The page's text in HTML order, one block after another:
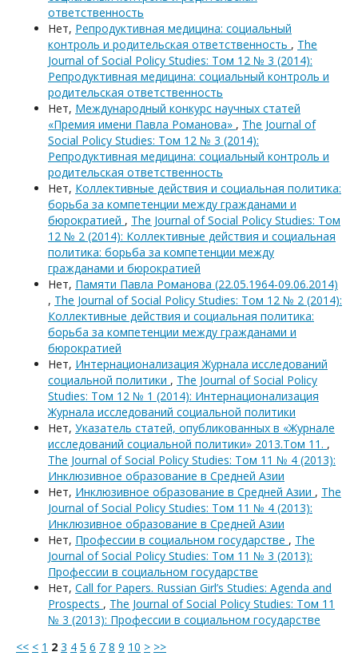
ответственность
Нет, Репродуктивная медицина: социальный
контроль и родительская ответственность , The
Journal of Social Policy Studies: Том 12 № 3 (2014):
Репродуктивная медицина: социальный контроль и
родительская ответственность
Нет, Международный конкурс научных статей
«Премия имени Павла Романова» , The Journal of
Social Policy Studies: Том 12 № 3 (2014):
Репродуктивная медицина: социальный контроль и
родительская ответственность
Нет, Коллективные действия и социальная политика:
борьба за компетенции между гражданами и
бюрократией , The Journal of Social Policy Studies: Том
12 № 2 (2014): Коллективные действия и социальная
политика: борьба за компетенции между
гражданами и бюрократией
Нет, Памяти Павла Романова (22.05.1964-09.06.2014)
, The Journal of Social Policy Studies: Том 12 № 2 (2014):
Коллективные действия и социальная политика:
борьба за компетенции между гражданами и
бюрократией
Нет, Интернационализация Журнала исследований
социальной политики , The Journal of Social Policy
Studies: Том 12 № 1 (2014): Интернационализация
Журнала исследований социальной политики
Нет, Указатель статей, опубликованных в «Журнале
исследований социальной политики» 2013.Том 11. ,
The Journal of Social Policy Studies: Том 11 № 4 (2013):
Инклюзивное образование в Средней Азии
Нет, Инклюзивное образование в Средней Азии , The
Journal of Social Policy Studies: Том 11 № 4 (2013):
Инклюзивное образование в Средней Азии
Нет, Профессии в социальном государстве , The
Journal of Social Policy Studies: Том 11 № 3 (2013):
Профессии в социальном государстве
Нет, Call for Papers. Russian Girl’s Studies: Agenda and
Prospects , The Journal of Social Policy Studies: Том 11
№ 3 (2013): Профессии в социальном государстве
<< < 1 2 3 4 5 6 7 8 9 10 > >>